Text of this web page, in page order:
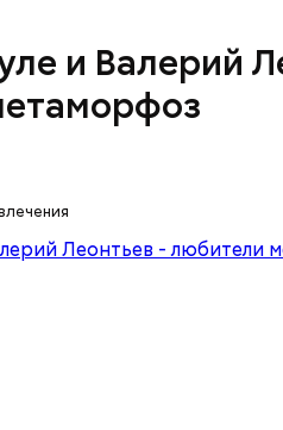
и Валерий